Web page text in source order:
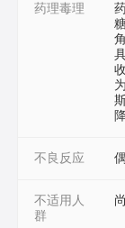
药理毒理
不良反应
不适用人
群